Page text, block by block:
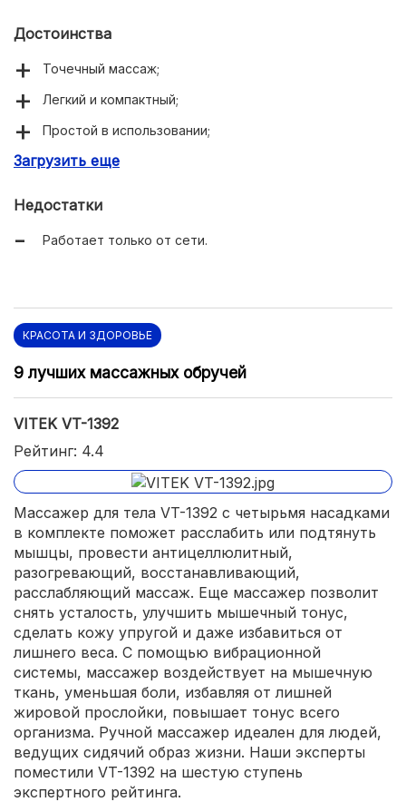
Достоинства
Точечный массаж;
Легкий и компактный;
Простой в использовании;
Насадки для 3-х видов массажа;
Загрузить еще
Недостатки
Работает только от сети.
КРАСОТА И ЗДОРОВЬЕ
9 лучших массажных обручей
VITEK VT-1392
Рейтинг: 4.4
Массажер для тела VT-1392 с четырьмя насадками
в комплекте поможет расслабить или подтянуть
мышцы, провести антицеллюлитный,
разогревающий, восстанавливающий,
расслабляющий массаж. Еще массажер позволит
снять усталость, улучшить мышечный тонус,
сделать кожу упругой и даже избавиться от
лишнего веса. С помощью вибрационной
системы, массажер воздействует на мышечную
ткань, уменьшая боли, избавляя от лишней
жировой прослойки, повышает тонус всего
организма. Ручной массажер идеален для людей,
ведущих сидячий образ жизни. Наши эксперты
поместили VT-1392 на шестую ступень
экспертного рейтинга.